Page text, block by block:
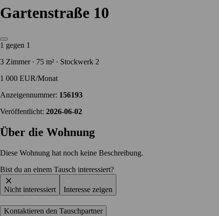
Gartenstraße 10
1 gegen 1
3 Zimmer ∙ 75 m² ∙ Stockwerk 2
1 000 EUR/Monat
Anzeigennummer: 156193
Veröffentlicht: 2026-06-02
Über die Wohnung
Diese Wohnung hat noch keine Beschreibung.
Bist du an einem Tausch interessiert?
Nicht interessiert Interesse zeigen
Kontaktieren den Tauschpartner